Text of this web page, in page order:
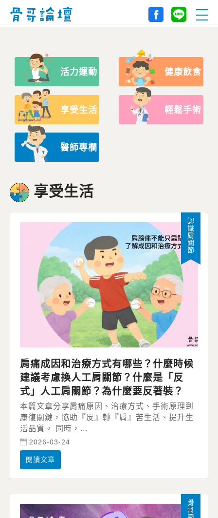
活力運動 健康飲食
享受生活 輕鬆手術
醫師專欄
享受生活
肩痛成因和治療方式有哪些？什麼時候
建議考慮換人工肩關節？什麼是「反
式」人工肩關節？為什麼要反著裝？
本篇文章分享肩痛原因、治療方式、手術原理到
康復關鍵，協助『反』轉『肩』苦生活、提升生
活品質。 同時，...
2026-03-24
閱讀文章
認識肩關節